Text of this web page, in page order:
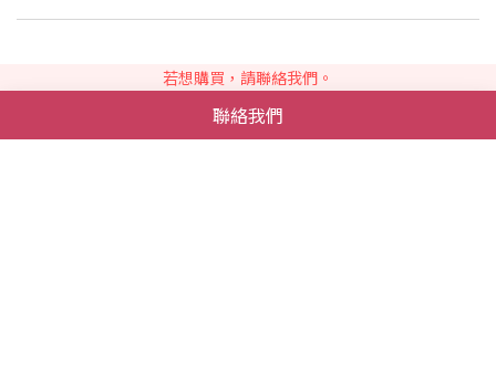
若想購買，請聯絡我們。
聯絡我們
© JADE 梭編蕾絲手作屋